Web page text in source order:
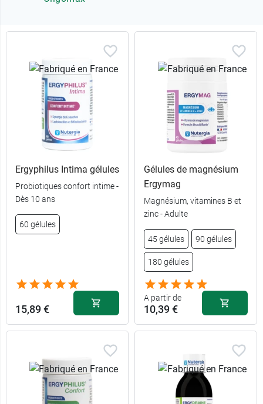
Ergyphilus Intima gélules
Probiotiques confort intime -
Dès 10 ans
60 gélules
15,89 €
Gélules de magnésium
Ergymag
Magnésium, vitamines B et
zinc - Adulte
45 gélules 90 gélules
180 gélules
A partir de
10,39 €